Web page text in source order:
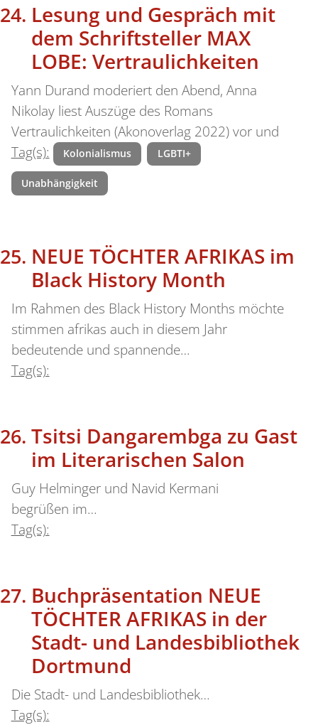
Lesung und Gespräch mit
dem Schriftsteller MAX
LOBE: Vertraulichkeiten
Yann Durand moderiert den Abend, Anna
Nikolay liest Auszüge des Romans
Vertraulichkeiten (Akonoverlag 2022) vor und
Tag(s):
Kolonialismus LGBTI+
Unabhängigkeit
NEUE TÖCHTER AFRIKAS im
Black History Month
Im Rahmen des Black History Months möchte
stimmen afrikas auch in diesem Jahr
bedeutende und spannende…
Tag(s):
Tsitsi Dangarembga zu Gast
im Literarischen Salon
Guy Helminger und Navid Kermani
begrüßen im…
Tag(s):
Buchpräsentation NEUE
TÖCHTER AFRIKAS in der
Stadt- und Landesbibliothek
Dortmund
Die Stadt- und Landesbibliothek…
Tag(s):